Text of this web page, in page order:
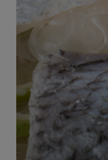
畜產肉類
水畜加工品
調理食材・點心
蔬食
料理方式
烘焙．點心
醬料
更多預購活動
當季產品
合作25-經典快閃最
合作25-精選產品第
合作25-精選產品第
產品故事
廚房瑜伽
關注議題
減硝酸鹽
關於我們
合作社組織
員工與求才
產品檢驗
自主把關